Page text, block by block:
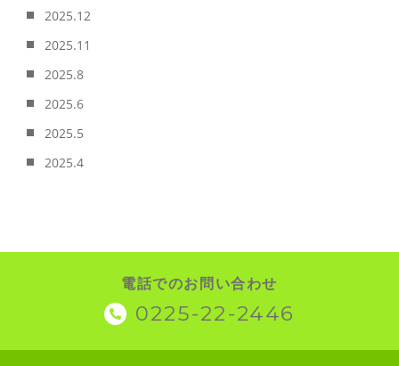
2025.12
2025.11
2025.8
2025.6
2025.5
2025.4
電話でのお問い合わせ
0225-22-2446